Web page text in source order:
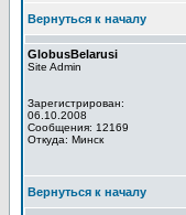
Вернуться к началу
GlobusBelarusi
Site Admin
Зарегистрирован:
06.10.2008
Сообщения: 12169
Откуда: Минск
Вернуться к началу